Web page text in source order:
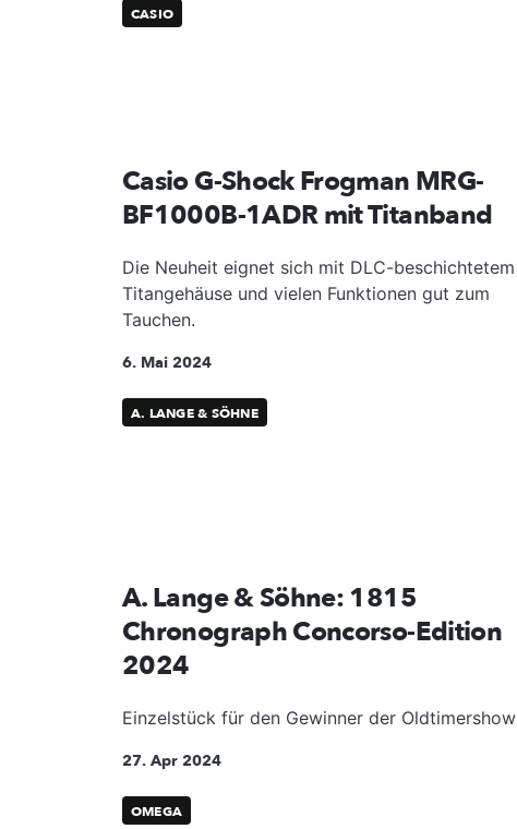
CASIO
Casio G-Shock Frogman MRG-
BF1000B-1ADR mit Titanband
Die Neuheit eignet sich mit DLC-beschichtetem
Titangehäuse und vielen Funktionen gut zum
Tauchen.
6. Mai 2024
A. LANGE & SÖHNE
A. Lange & Söhne: 1815
Chronograph Concorso-Edition
2024
Einzelstück für den Gewinner der Oldtimershow
27. Apr 2024
OMEGA